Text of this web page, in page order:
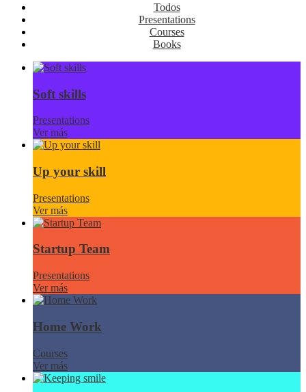
Todos
Presentations
Courses
Books
Soft skills
Presentations
Ver más
Up your skill
Presentations
Ver más
Startup Team
Presentations
Ver más
Home Work
Courses
Ver más